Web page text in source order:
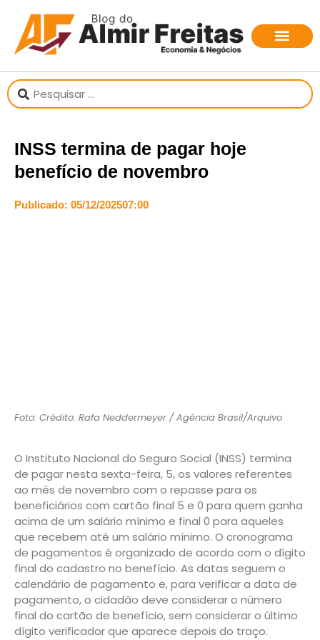
INSS termina de pagar hoje
benefício de novembro
Publicado: 05/12/202507:00
Foto: Crédito: Rafa Neddermeyer / Agência Brasil/Arquivo
O Instituto Nacional do Seguro Social (INSS) termina
de pagar nesta sexta-feira, 5, os valores referentes
ao mês de novembro com o repasse para os
beneficiários com cartão final 5 e 0 para quem ganha
acima de um salário mínimo e final 0 para aqueles
que recebem até um salário mínimo. O cronograma
de pagamentos é organizado de acordo com o dígito
final do cadastro no benefício. As datas seguem o
calendário de pagamento e, para verificar a data de
pagamento, o cidadão deve considerar o número
final do cartão de benefício, sem considerar o último
dígito verificador que aparece depois do traço.